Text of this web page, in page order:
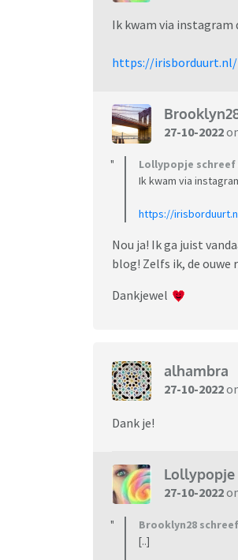
Ik kwam via instagram
https://
27-10-2022
Lollypopje schreef
Ik kwam via
https://
Nou ja! Ik ga juist
blog! Zelfs ik, de ouwe
Dankjewel
alhambra
27-10-2022
Dank je!
Lollypopje
27-10-2022
Brooklyn28 schreef
[..]